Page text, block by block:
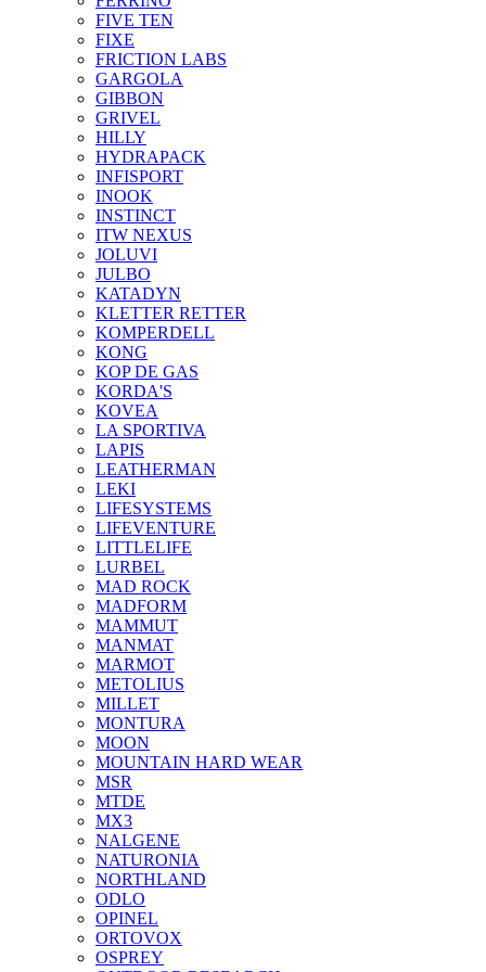
FIVE TEN
FIXE
FRICTION LABS
GARGOLA
GIBBON
GRIVEL
HILLY
HYDRAPACK
INFISPORT
INOOK
INSTINCT
ITW NEXUS
JOLUVI
JULBO
KATADYN
KLETTER RETTER
KOMPERDELL
KONG
KOP DE GAS
KORDA'S
KOVEA
LA SPORTIVA
LAPIS
LEATHERMAN
LEKI
LIFESYSTEMS
LIFEVENTURE
LITTLELIFE
LURBEL
MAD ROCK
MADFORM
MAMMUT
MANMAT
MARMOT
METOLIUS
MILLET
MONTURA
MOON
MOUNTAIN HARD WEAR
MSR
MTDE
MX3
NALGENE
NATURONIA
NORTHLAND
ODLO
OPINEL
ORTOVOX
OSPREY